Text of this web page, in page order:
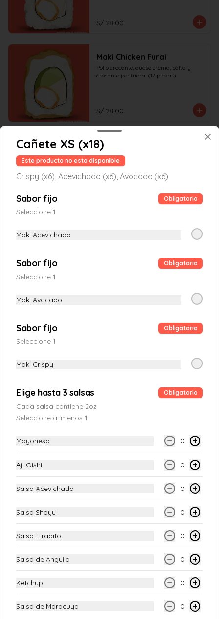
S/ 28.00
Maki Chicken Furai
Pollo crocante, queso crema, palta y
crocante por fuera. (12 piezas)
S/ 28.00
Maki Chicken Hot
Pollo crocante, zanahoria, en el top palta
con salsa tiradito. (12 piezas)
Maki Furai Shake
Salmon fresco, palta, queso crema y
Maki Haru
Maki Harusame
Salmon fresco, queso crema, pepino en el
top palta con fideito crocante y salsa de
anguila (12 piezas)
Cañete XS (x18)
Este producto no esta disponible
Crispy (x6), Acevichado (x6), Avocado (x6)
Sabor fijo Obligatorio
Seleccione 1
Maki Acevichado
Sabor fijo Obligatorio
Seleccione 1
Maki Avocado
Sabor fijo Obligatorio
Seleccione 1
Maki Crispy
Elige hasta 3 salsas Obligatorio
Cada salsa contiene 2oz
Seleccione al menos 1
Mayonesa 0
Aji Oishi 0
Salsa Acevichada 0
Salsa Shoyu 0
Salsa Tiradito 0
Salsa de Anguila 0
Ketchup 0
Salsa de Maracuya 0